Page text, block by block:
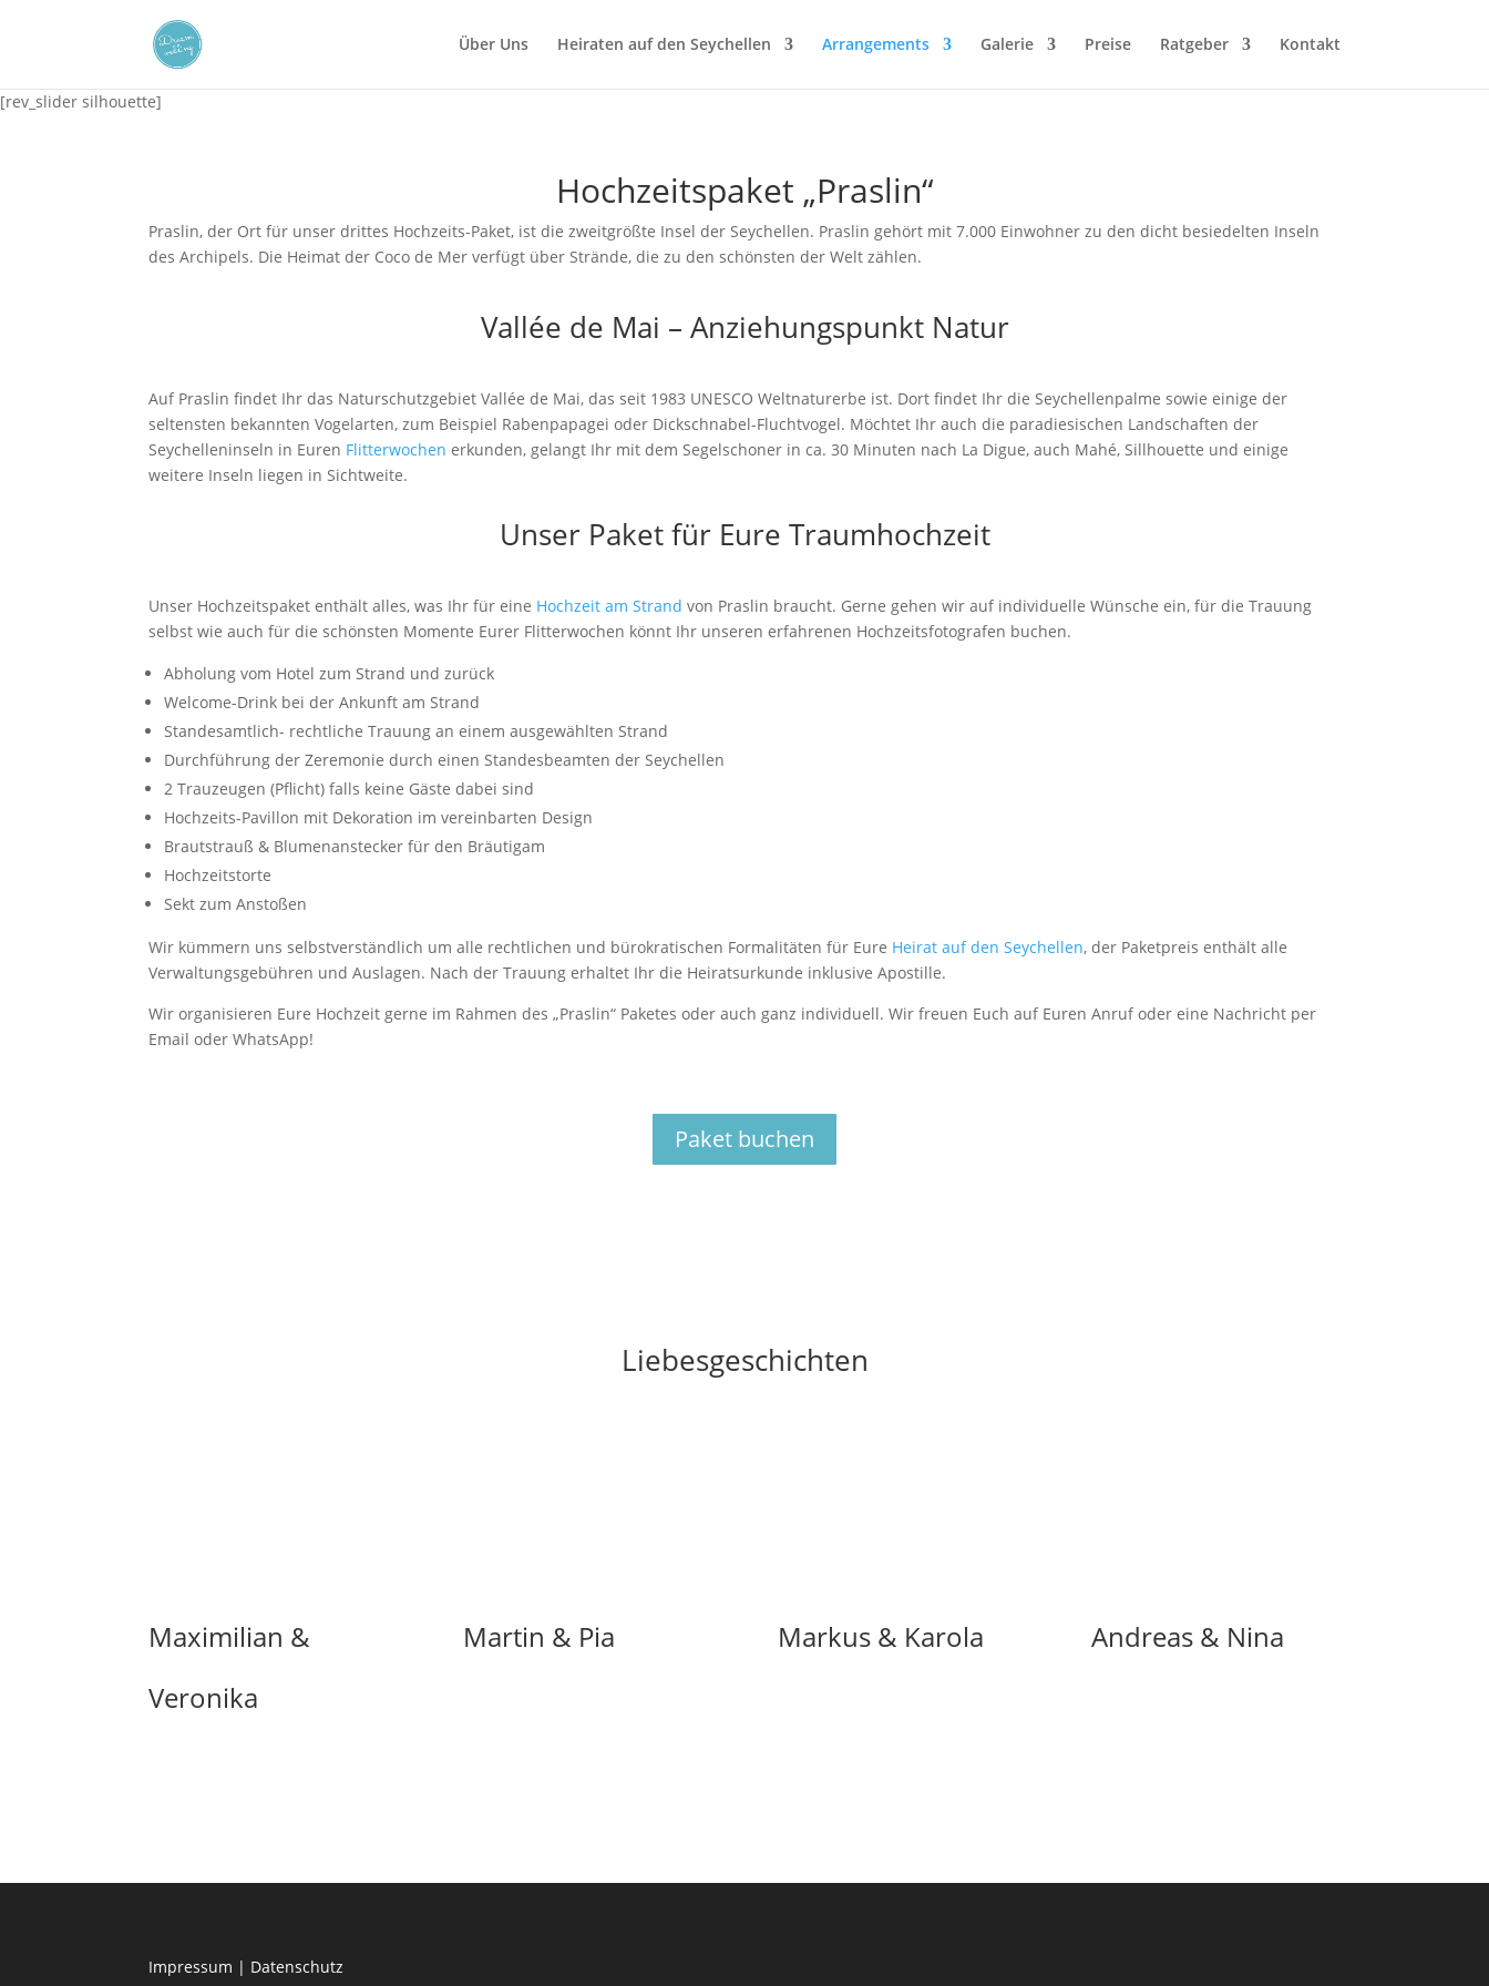
Über Uns Heiraten auf den Seychellen Arrangements Galerie Preise Ratgeber Kontakt
[rev_slider silhouette]
Hochzeitspaket „Praslin“
Praslin, der Ort für unser drittes Hochzeits-Paket, ist die zweitgrößte Insel der Seychellen. Praslin gehört mit 7.000 Einwohner zu den dicht besiedelten Inseln
des Archipels. Die Heimat der Coco de Mer verfügt über Strände, die zu den schönsten der Welt zählen.
Vallée de Mai – Anziehungspunkt Natur
Auf Praslin findet Ihr das Naturschutzgebiet Vallée de Mai, das seit 1983 UNESCO Weltnaturerbe ist. Dort findet Ihr die Seychellenpalme sowie einige der
seltensten bekannten Vogelarten, zum Beispiel Rabenpapagei oder Dickschnabel-Fluchtvogel. Möchtet Ihr auch die paradiesischen Landschaften der
Seychelleninseln in Euren Flitterwochen erkunden, gelangt Ihr mit dem Segelschoner in ca. 30 Minuten nach La Digue, auch Mahé, Sillhouette und einige
weitere Inseln liegen in Sichtweite.
Unser Paket für Eure Traumhochzeit
Unser Hochzeitspaket enthält alles, was Ihr für eine Hochzeit am Strand von Praslin braucht. Gerne gehen wir auf individuelle Wünsche ein, für die Trauung
selbst wie auch für die schönsten Momente Eurer Flitterwochen könnt Ihr unseren erfahrenen Hochzeitsfotografen buchen.
Abholung vom Hotel zum Strand und zurück
Welcome-Drink bei der Ankunft am Strand
Standesamtlich- rechtliche Trauung an einem ausgewählten Strand
Durchführung der Zeremonie durch einen Standesbeamten der Seychellen
2 Trauzeugen (Pflicht) falls keine Gäste dabei sind
Hochzeits-Pavillon mit Dekoration im vereinbarten Design
Brautstrauß & Blumenanstecker für den Bräutigam
Hochzeitstorte
Sekt zum Anstoßen
Wir kümmern uns selbstverständlich um alle rechtlichen und bürokratischen Formalitäten für Eure Heirat auf den Seychellen, der Paketpreis enthält alle
Verwaltungsgebühren und Auslagen. Nach der Trauung erhaltet Ihr die Heiratsurkunde inklusive Apostille.
Wir organisieren Eure Hochzeit gerne im Rahmen des „Praslin“ Paketes oder auch ganz individuell. Wir freuen Euch auf Euren Anruf oder eine Nachricht per
Email oder WhatsApp!
Paket buchen
Liebesgeschichten
Maximilian &
Veronika
Martin & Pia Markus & Karola Andreas & Nina
Impressum | Datenschutz